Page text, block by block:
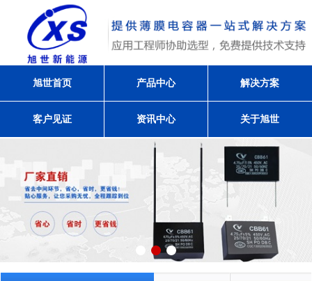
旭世首页 产品中心 解决方案
客户见证 资讯中心 关于旭世